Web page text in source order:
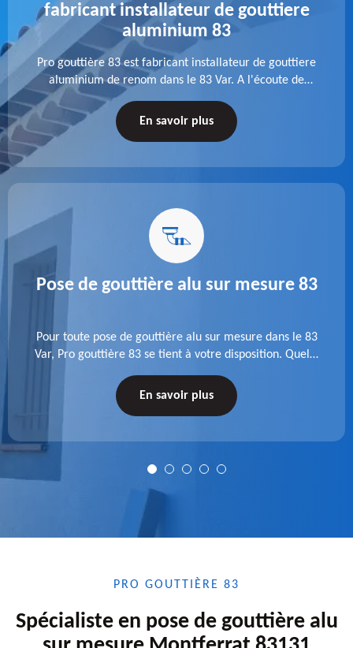
fabricant installateur de gouttiere
aluminium 83
Pro gouttière 83 est fabricant installateur de gouttiere
aluminium de renom dans le 83 Var. A l'écoute de
chaque besoin, notre équipe veille à réaliser des
gouttières performantes, durables et à la hauteur de
En savoir plus
Pose de gouttière alu sur mesure 83
Pour toute pose de gouttière alu sur mesure dans le 83
Var, Pro gouttière 83 se tient à votre disposition. Quelle
nous confiance.
En savoir plus
PRO GOUTTIÈRE 83
Spécialiste en pose de gouttière alu